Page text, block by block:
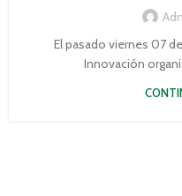
El pasado viernes 07
Innovación